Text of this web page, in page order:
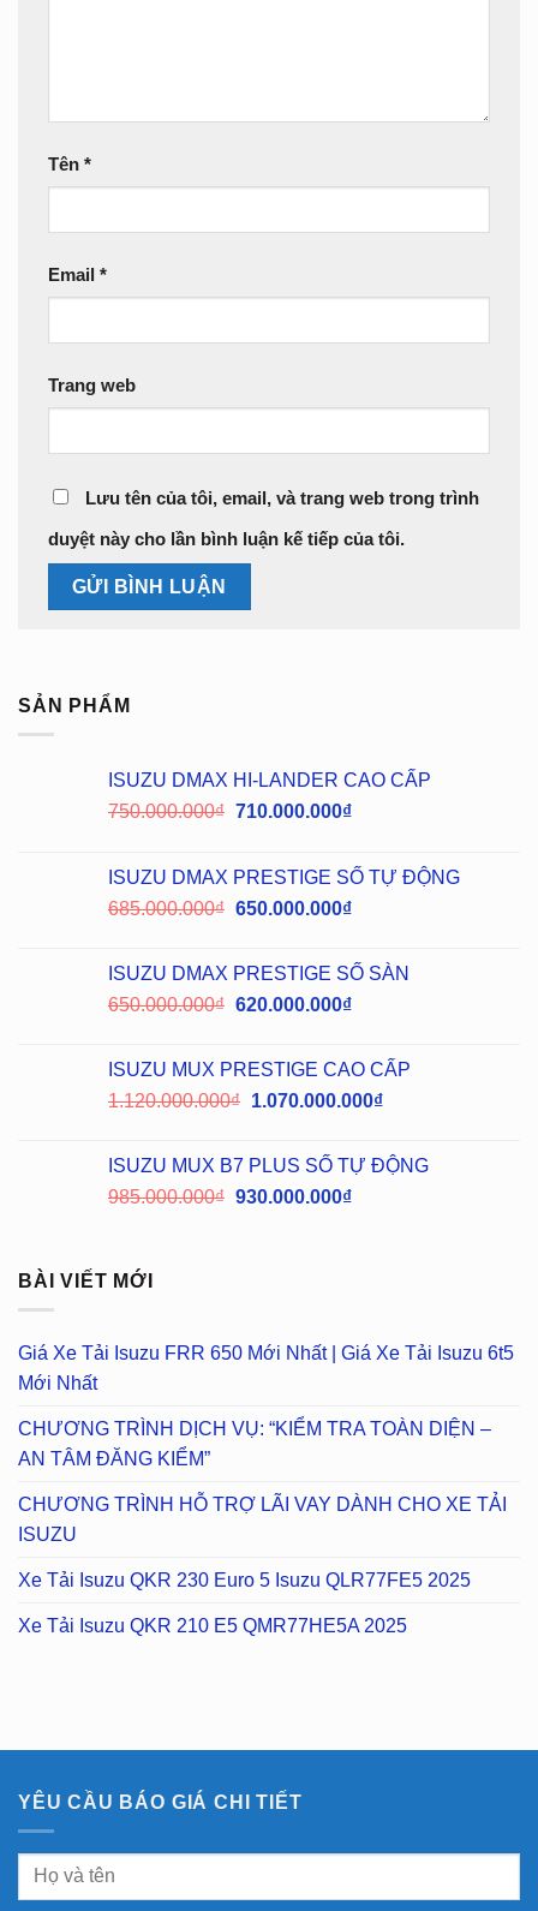
Tên *
Email *
Trang web
Lưu tên của tôi, email, và trang web trong trình
duyệt này cho lần bình luận kế tiếp của tôi.
SẢN PHẨM
ISUZU DMAX HI-LANDER CAO CẤP
750.000.000₫ 710.000.000₫
ISUZU DMAX PRESTIGE SỐ TỰ ĐỘNG
685.000.000₫ 650.000.000₫
ISUZU DMAX PRESTIGE SỐ SÀN
650.000.000₫ 620.000.000₫
ISUZU MUX PRESTIGE CAO CẤP
1.120.000.000₫ 1.070.000.000₫
ISUZU MUX B7 PLUS SỐ TỰ ĐỘNG
985.000.000₫ 930.000.000₫
BÀI VIẾT MỚI
Giá Xe Tải Isuzu FRR 650 Mới Nhất | Giá Xe Tải Isuzu 6t5
Mới Nhất
CHƯƠNG TRÌNH DỊCH VỤ: “KIỂM TRA TOÀN DIỆN –
AN TÂM ĐĂNG KIỂM”
CHƯƠNG TRÌNH HỖ TRỢ LÃI VAY DÀNH CHO XE TẢI
ISUZU
Xe Tải Isuzu QKR 230 Euro 5 Isuzu QLR77FE5 2025
Xe Tải Isuzu QKR 210 E5 QMR77HE5A 2025
YÊU CẦU BÁO GIÁ CHI TIẾT